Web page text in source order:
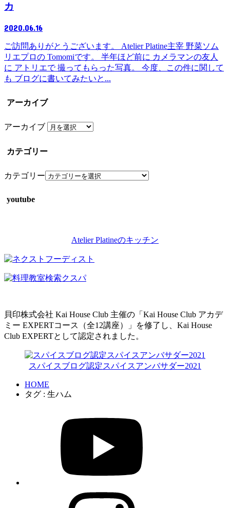
カ
2020.06.16
ご訪問ありがとうございます。 Atelier Platine主宰 野菜ソム
リエプロの Tomomiです。 半年ほど前に カメラマンの友人
に アトリエで 撮ってもらった写真。 今度、この件に関して
も ブログに書いてみたいと...
アーカイブ
アーカイブ
カテゴリー
カテゴリー
youtube
Atelier Platineのキッチン
貝印株式会社 Kai House Club 主催の「Kai House Club アカデ
ミー EXPERTコース（全12講座）」を修了し、Kai House
Club EXPERTとして認定されました。
スパイスブログ認定スパイスアンバサダー2021
HOME
タグ : 生ハム